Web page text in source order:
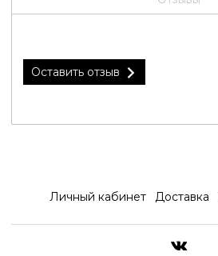
Оставить отзыв
Личный кабинет Доставка